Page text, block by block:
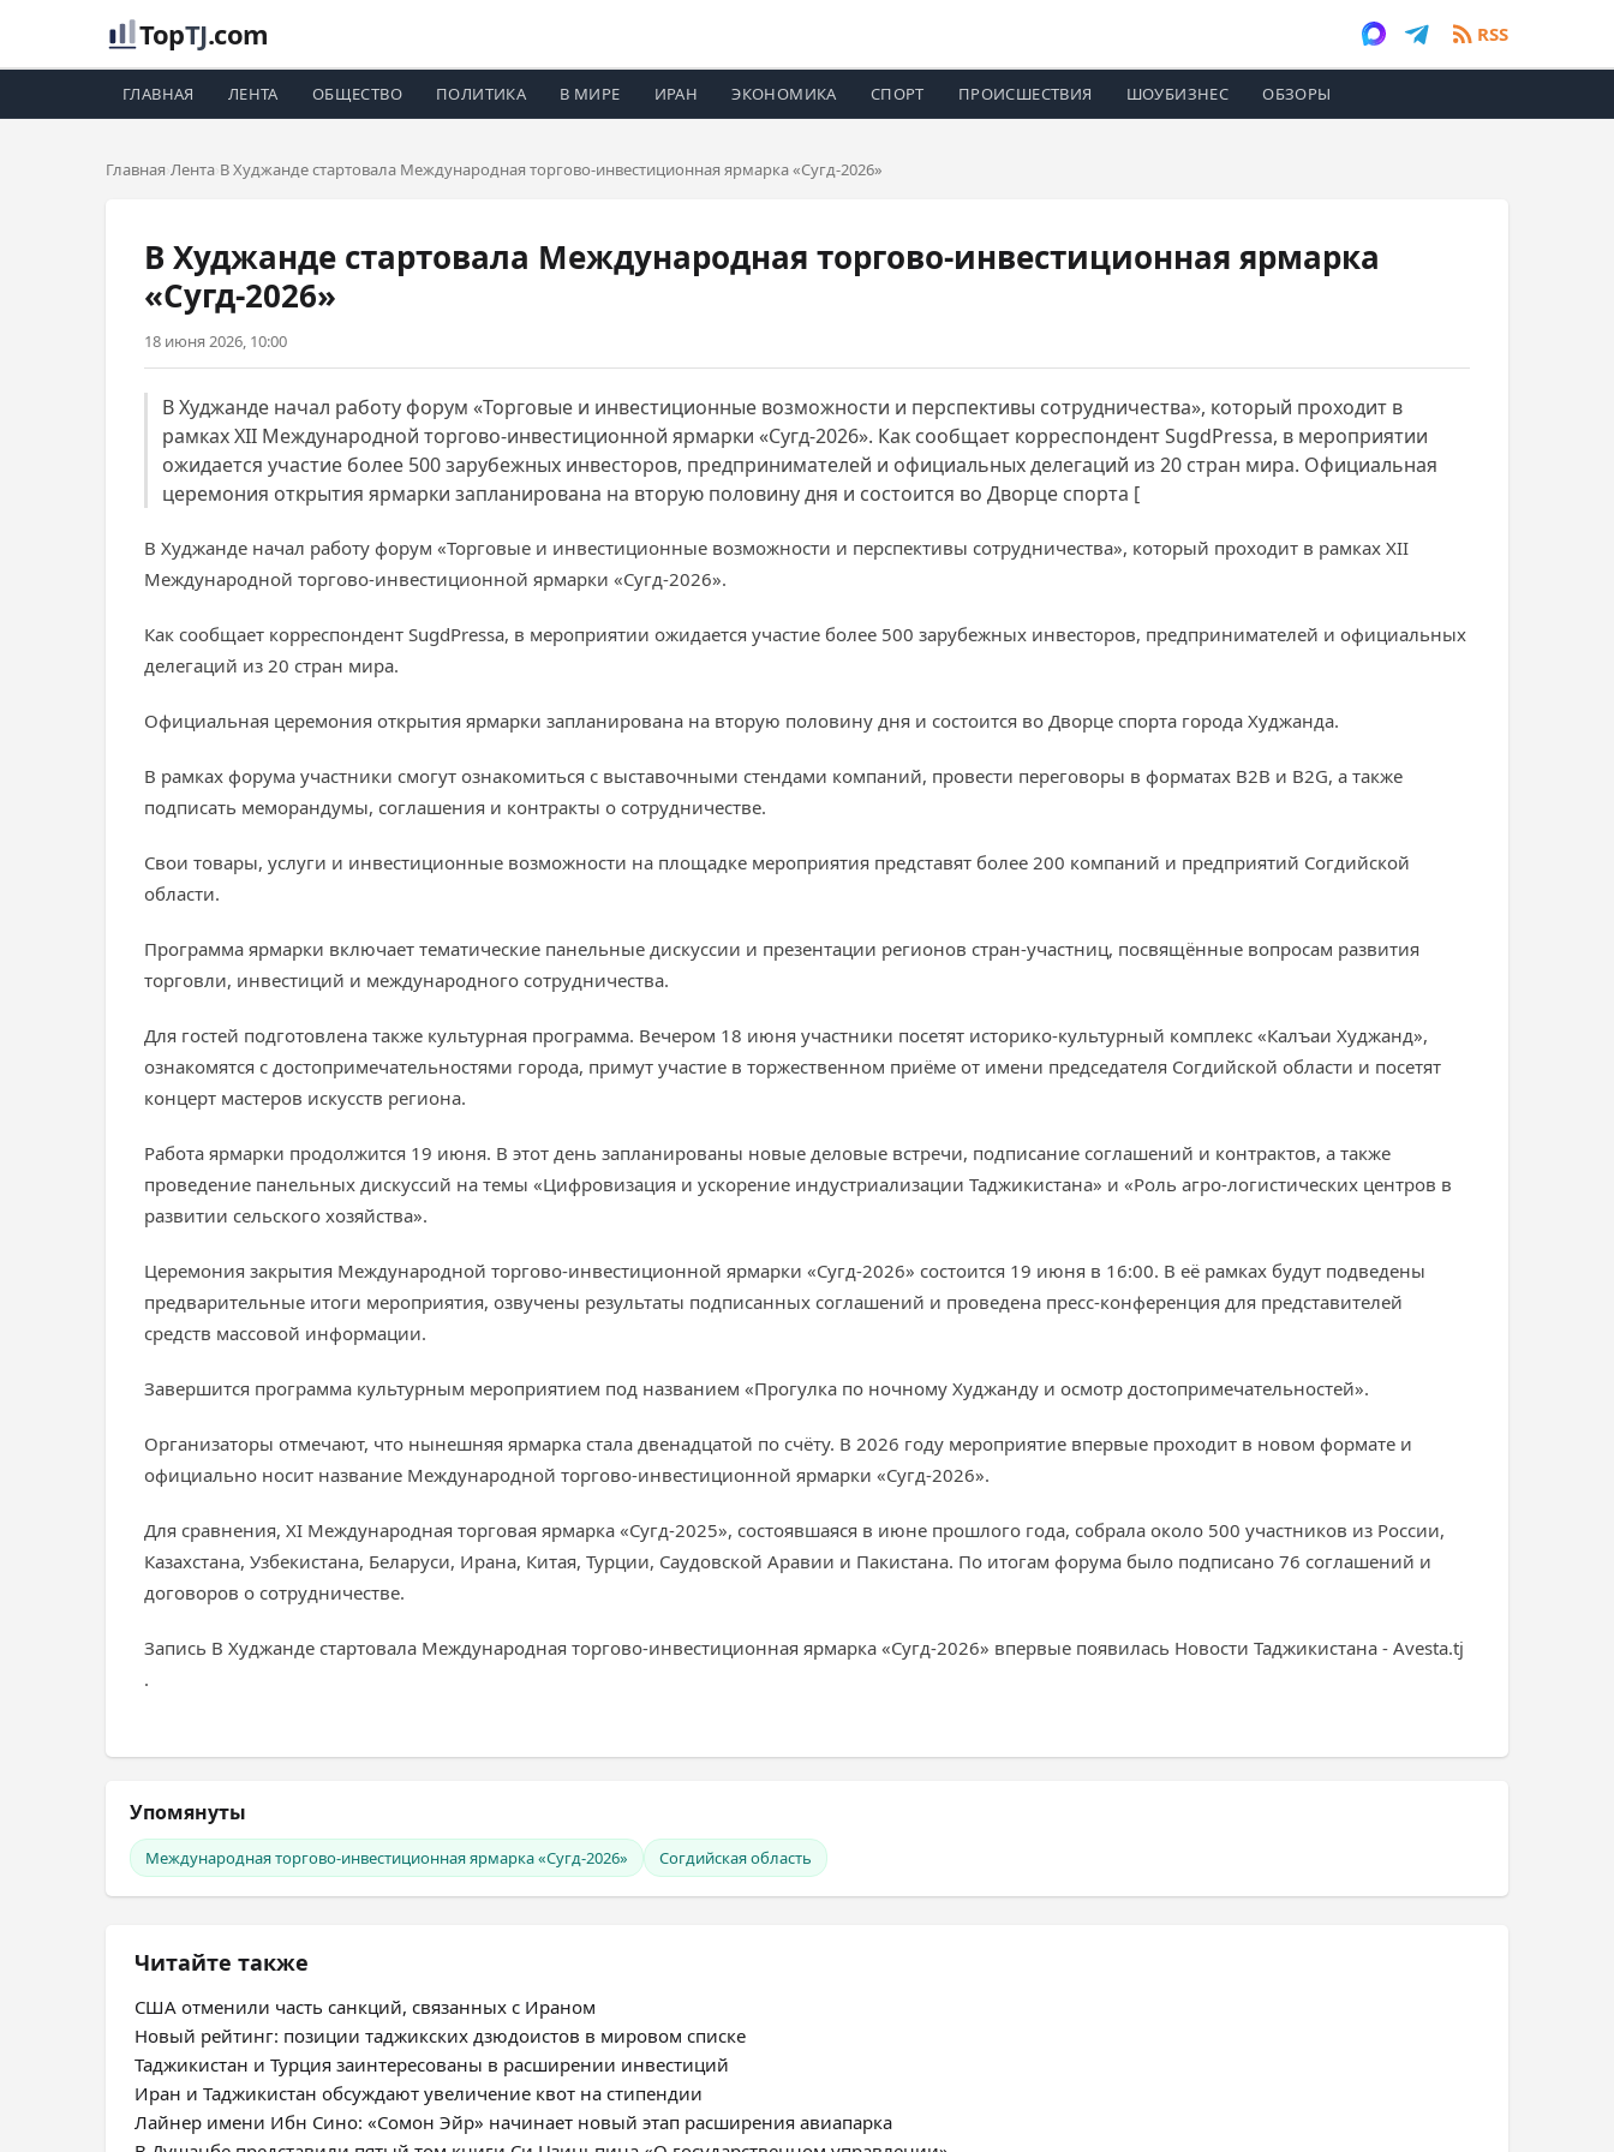
TopTJ.com RSS
ГЛАВНАЯ ЛЕНТА ОБЩЕСТВО ПОЛИТИКА В МИРЕ ИРАН ЭКОНОМИКА СПОРТ ПРОИСШЕСТВИЯ ШОУБИЗНЕС ОБЗОРЫ
Главная Лента В Худжанде стартовала Международная торгово-инвестиционная ярмарка «Сугд-2026»
В Худжанде стартовала Международная торгово-инвестиционная ярмарка
«Сугд-2026»
18 июня 2026, 10:00
В Худжанде начал работу форум «Торговые и инвестиционные возможности и перспективы сотрудничества», который проходит в
рамках XII Международной торгово-инвестиционной ярмарки «Сугд-2026». Как сообщает корреспондент SugdPressa, в мероприятии
ожидается участие более 500 зарубежных инвесторов, предпринимателей и официальных делегаций из 20 стран мира. Официальная
церемония открытия ярмарки запланирована на вторую половину дня и состоится во Дворце спорта [
В Худжанде начал работу форум «Торговые и инвестиционные возможности и перспективы сотрудничества», который проходит в рамках XII
Международной торгово-инвестиционной ярмарки «Сугд-2026».
Как сообщает корреспондент SugdPressa, в мероприятии ожидается участие более 500 зарубежных инвесторов, предпринимателей и официальных
делегаций из 20 стран мира.
Официальная церемония открытия ярмарки запланирована на вторую половину дня и состоится во Дворце спорта города Худжанда.
В рамках форума участники смогут ознакомиться с выставочными стендами компаний, провести переговоры в форматах B2B и B2G, а также
подписать меморандумы, соглашения и контракты о сотрудничестве.
Свои товары, услуги и инвестиционные возможности на площадке мероприятия представят более 200 компаний и предприятий Согдийской
области.
Программа ярмарки включает тематические панельные дискуссии и презентации регионов стран-участниц, посвящённые вопросам развития
торговли, инвестиций и международного сотрудничества.
Для гостей подготовлена также культурная программа. Вечером 18 июня участники посетят историко-культурный комплекс «Калъаи Худжанд»,
ознакомятся с достопримечательностями города, примут участие в торжественном приёме от имени председателя Согдийской области и посетят
концерт мастеров искусств региона.
Работа ярмарки продолжится 19 июня. В этот день запланированы новые деловые встречи, подписание соглашений и контрактов, а также
проведение панельных дискуссий на темы «Цифровизация и ускорение индустриализации Таджикистана» и «Роль агро-логистических центров в
развитии сельского хозяйства».
Церемония закрытия Международной торгово-инвестиционной ярмарки «Сугд-2026» состоится 19 июня в 16:00. В её рамках будут подведены
предварительные итоги мероприятия, озвучены результаты подписанных соглашений и проведена пресс-конференция для представителей
средств массовой информации.
Завершится программа культурным мероприятием под названием «Прогулка по ночному Худжанду и осмотр достопримечательностей».
Организаторы отмечают, что нынешняя ярмарка стала двенадцатой по счёту. В 2026 году мероприятие впервые проходит в новом формате и
официально носит название Международной торгово-инвестиционной ярмарки «Сугд-2026».
Для сравнения, XI Международная торговая ярмарка «Сугд-2025», состоявшаяся в июне прошлого года, собрала около 500 участников из России,
Казахстана, Узбекистана, Беларуси, Ирана, Китая, Турции, Саудовской Аравии и Пакистана. По итогам форума было подписано 76 соглашений и
договоров о сотрудничестве.
Запись В Худжанде стартовала Международная торгово-инвестиционная ярмарка «Сугд-2026» впервые появилась Новости Таджикистана - Avesta.tj
.
Упомянуты
Международная торгово-инвестиционная ярмарка «Сугд-2026» Согдийская область
Читайте также
США отменили часть санкций, связанных с Ираном
Новый рейтинг: позиции таджикских дзюдоистов в мировом списке
Таджикистан и Турция заинтересованы в расширении инвестиций
Иран и Таджикистан обсуждают увеличение квот на стипендии
Лайнер имени Ибн Сино: «Сомон Эйр» начинает новый этап расширения авиапарка